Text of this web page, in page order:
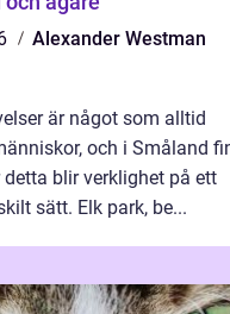
Alexander Westman
är något som alltid
och i Småland
blir verklighet på ett
sätt. Elk park, be...